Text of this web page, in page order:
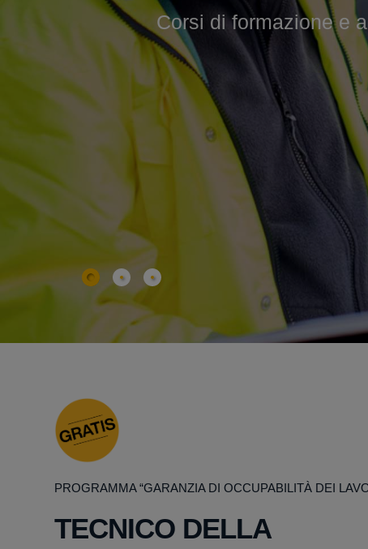
Corsi di formazione e
Corsi
PROGRAMMA “GARANZIA DI OCCUPABILITÀ DEI
TECNICO DELLA